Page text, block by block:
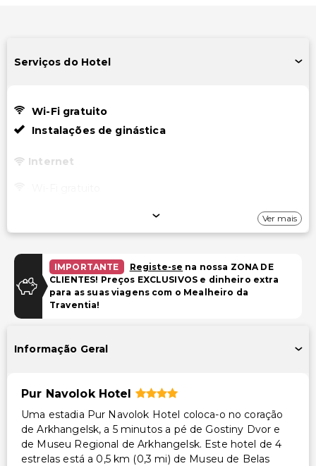
Serviços do Hotel
Wi-Fi gratuito
Instalações de ginástica
Internet
Piscina e Bem-estar
Serviços de spa no local
Acesso à piscina 24 horas
Instalações de fitness 24 horas
TV em áreas comuns
Instalações de ginástica
Caixa multibanco/serviços bancários
Carregador/portaria
Ver mais
IMPORTANTE Registe-se na nossa ZONA DE
CLIENTES! Preços EXCLUSIVOS e dinheiro extra
para as suas viagens com o Mealheiro da
Traventia!
Informação Geral
Pur Navolok Hotel
Uma estadia Pur Navolok Hotel coloca-o no coração
de Arkhangelsk, a 5 minutos a pé de Gostiny Dvor e
de Museu Regional de Arkhangelsk. Este hotel de 4
estrelas está a 0,5 km (0,3 mi) de Museu de Belas